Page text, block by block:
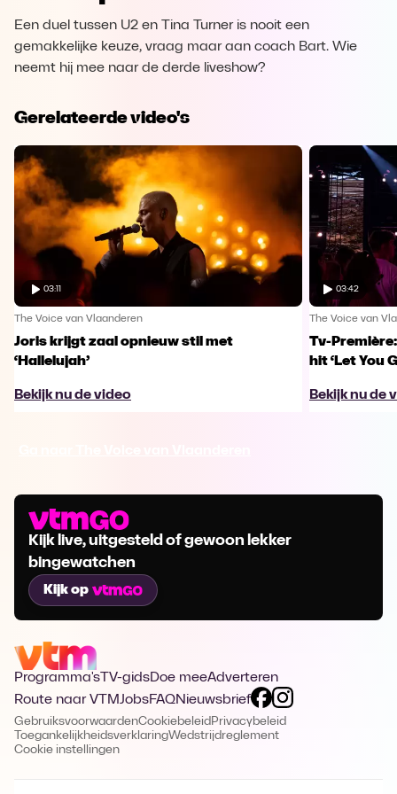
Een duel tussen U2 en Tina Turner is nooit een
gemakkelijke keuze, vraag maar aan coach Bart. Wie
neemt hij mee naar de derde liveshow?
Gerelateerde video's
03:11
The Voice van Vlaanderen
Joris krijgt zaal opnieuw stil met
‘Hallelujah’
Bekijk nu de video
03:42
The Voice van
Tv-
hit ‘Let You
Bekijk nu de
Kijk live, uitgesteld of gewoon lekker
bingewatchen
Kijk op
Programma's TV-gidsDoe meeAdverteren
Route naar VTMJobsFAQNieuwsbrief
GebruiksvoorwaardenCookiebeleid Privacybeleid
ToegankelijkheidsverklaringWedstrijdreglement
Cookie instellingen